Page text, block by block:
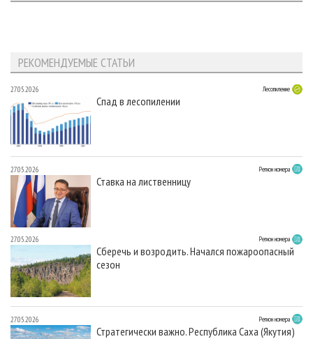
РЕКОМЕНДУЕМЫЕ СТАТЬИ
27.05.2026 Лесопиление
Спад в лесопилении
27.05.2026 Регион номера
Ставка на лиственницу
27.05.2026 Регион номера
Сберечь и возродить. Начался пожароопасный
сезон
27.05.2026 Регион номера
Стратегически важно. Республика Саха (Якутия)